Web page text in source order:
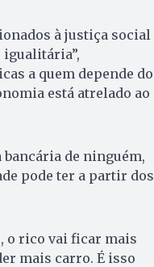
à justiça social
igualitária”,
a quem depende do
está atrelado ao
bancária de ninguém,
pode ter a partir dos
o rico vai ficar mais
mais carro. É isso